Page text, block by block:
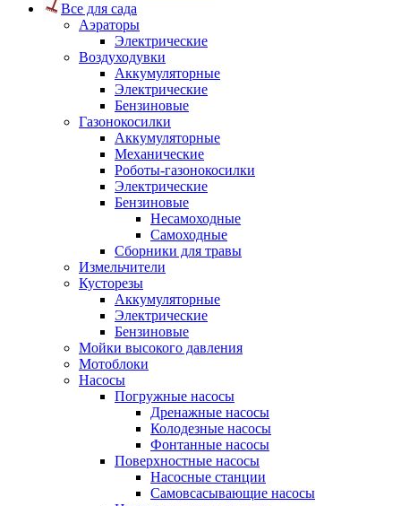
Все для сада
Аэраторы
Электрические
Воздуходувки
Аккумуляторные
Электрические
Бензиновые
Газонокосилки
Аккумуляторные
Механические
Роботы-газонокосилки
Электрические
Бензиновые
Несамоходные
Самоходные
Сборники для травы
Измельчители
Кусторезы
Аккумуляторные
Электрические
Бензиновые
Мойки высокого давления
Мотоблоки
Насосы
Погружные насосы
Дренажные насосы
Колодезные насосы
Фонтанные насосы
Поверхностные насосы
Насосные станции
Самовсасывающие насосы